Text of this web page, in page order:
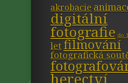
akrobacie
digitální
fotografie do
let filmování
fotografická
herectví